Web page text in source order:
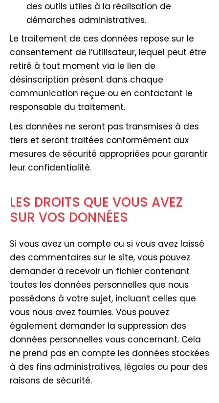
des outils utiles à la réalisation de
démarches administratives.
Le traitement de ces données repose sur le
consentement de l’utilisateur, lequel peut être
retiré à tout moment via le lien de
désinscription présent dans chaque
communication reçue ou en contactant le
responsable du traitement.
Les données ne seront pas transmises à des
tiers et seront traitées conformément aux
mesures de sécurité appropriées pour garantir
leur confidentialité.
LES DROITS QUE VOUS AVEZ
SUR VOS DONNÉES
Si vous avez un compte ou si vous avez laissé
des commentaires sur le site, vous pouvez
demander à recevoir un fichier contenant
toutes les données personnelles que nous
possédons à votre sujet, incluant celles que
vous nous avez fournies. Vous pouvez
également demander la suppression des
données personnelles vous concernant. Cela
ne prend pas en compte les données stockées
à des fins administratives, légales ou pour des
raisons de sécurité.